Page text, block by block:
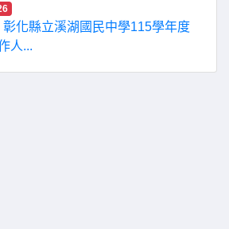
彰化縣立溪湖國民中學115學年度
人...